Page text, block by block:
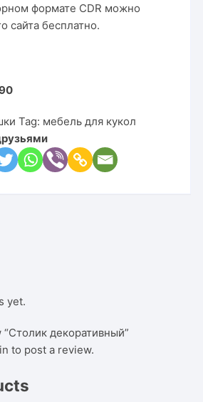
формате CDR можно
сайта бесплатно.
Tag: мебель для кукол
yet.
декоративный”
to post a review.